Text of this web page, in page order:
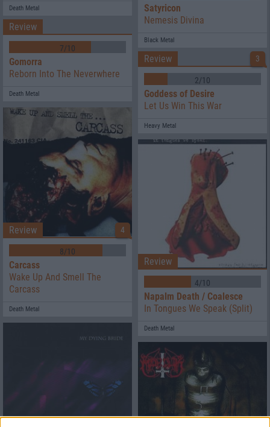
Death Metal
Satyricon
Nemesis Divina
Black Metal
Review
7/10
Gomorra
Reborn Into The Neverwhere
Death Metal
Review
2/10
Goddess of Desire
Let Us Win This War
3
Heavy Metal
Review
8/10
Carcass
Wake Up And Smell The
Carcass
4
Death Metal
Review
4/10
Napalm Death / Coalesce
In Tongues We Speak (Split)
Death Metal